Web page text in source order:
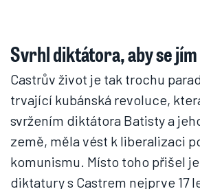
Svrhl diktátora, aby se
Castrův život je tak trochu
trvající kubánská revoluce,
svržením diktátora Batisty a
země, měla vést k liberalizaci
komunismu. Místo toho přišel
diktatury s Castrem nejprve 17